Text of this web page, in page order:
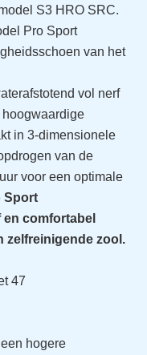
S3 HRO SRC.
Pro Sport
van het
vol nerf
in 3-dimensionele
van de
voor een optimale
Sport
comfortabel
zelfreinigende zool.
47
hogere